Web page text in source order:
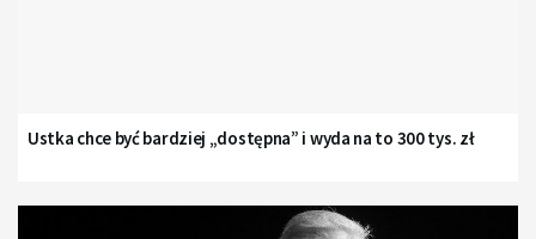
Ustka chce być bardziej „dostępna” i wyda na to 300 tys. zł